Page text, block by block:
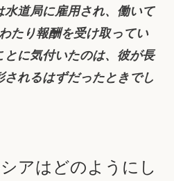
道局に雇用され、働いて
たり報酬を受け取ってい
とに気付いたのは、彼が長
れるはずだったときでし
アはどのようにし